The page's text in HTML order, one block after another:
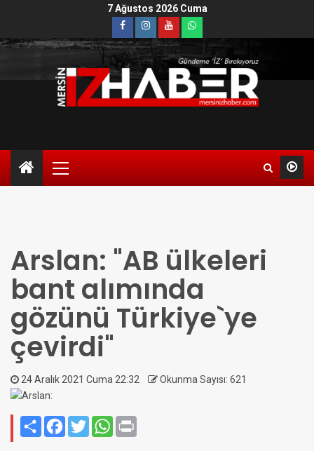
7 Ağustos 2026 Cuma
Arslan: "AB ülkeleri
bant alımında
gözünü Türkiye`ye
çevirdi"
24 Aralık 2021 Cuma 22:32 Okunma Sayısı: 621
PaylaşFacebook
TwitterWhatsApp